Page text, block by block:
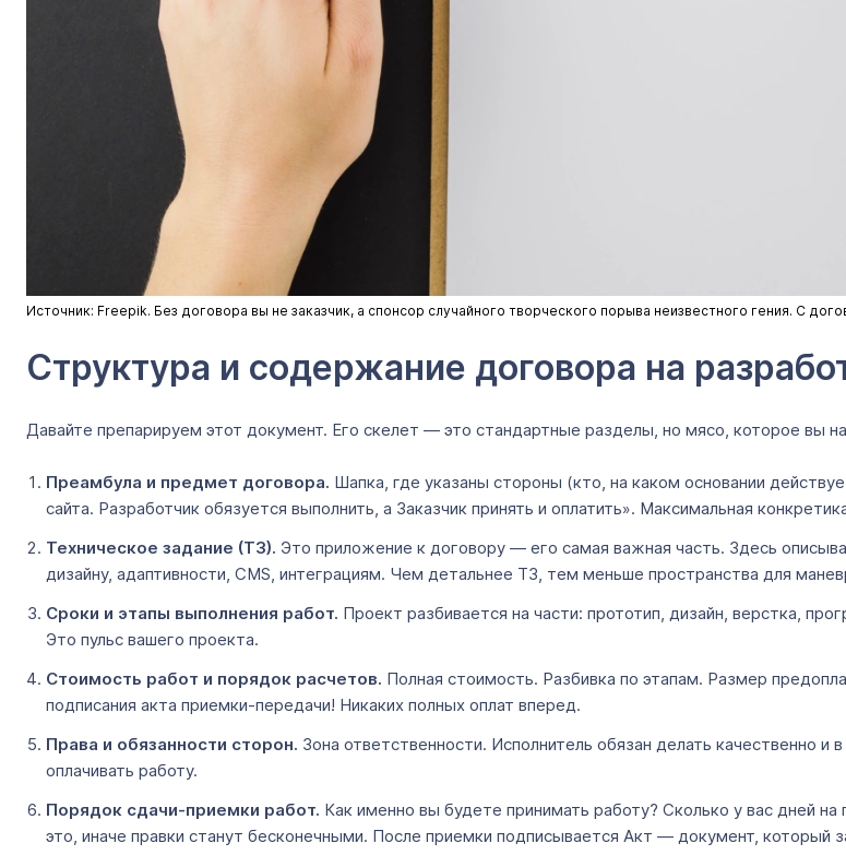
Источник: Freepik. Без договора вы не заказчик, а спонсор случайного творческого порыва неизвестного гения. С
Структура и содержание договора на
Давайте препарируем этот документ. Его скелет — это стандартные разделы, но мясо, которое вы
Преамбула и предмет договора. Шапка, где указаны стороны (кто, на каком основании
сайта. Разработчик обязуется выполнить, а Заказчик принять и оплатить». Максимальная
Техническое задание (ТЗ). Это приложение к договору — его самая важная часть. Здесь
дизайну, адаптивности, CMS, интеграциям. Чем детальнее ТЗ, тем меньше пространства для
Сроки и этапы выполнения работ. Проект разбивается на части: прототип, дизайн, верстка,
Это пульс вашего проекта.
Стоимость работ и порядок расчетов. Полная стоимость. Разбивка по этапам. Размер
подписания акта приемки-передачи! Никаких полных оплат вперед.
Права и обязанности сторон. Зона ответственности. Исполнитель обязан делать качественно
оплачивать работу.
Порядок сдачи-приемки работ. Как именно вы будете принимать работу? Сколько у вас дней
это, иначе правки станут бесконечными. После приемки подписывается Акт — документ, который